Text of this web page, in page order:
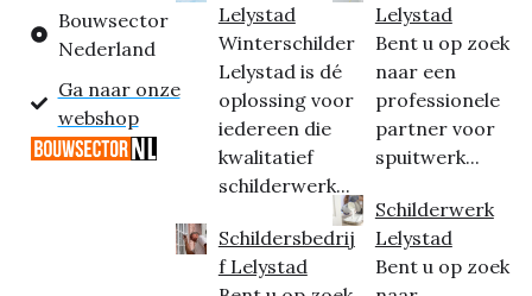
Bouwsector
Nederland
Ga naar onze
webshop
Lelystad
Winterschilder
Lelystad is dé
oplossing voor
iedereen die
kwalitatief
schilderwerk...
Schildersbedrij
f Lelystad
Lelystad
Bent u op zoek
naar een
professionele
partner voor
spuitwerk...
Schilderwerk
Lelystad
Bent u op zoek